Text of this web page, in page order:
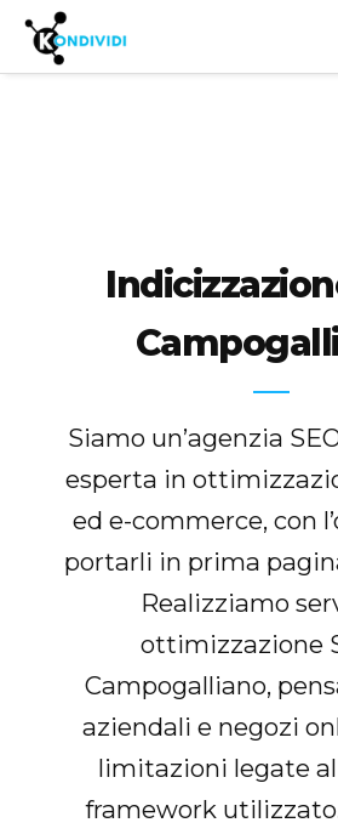
Siamo un’agenzia
esperta in
ed e-commerce, con
portarli in prima
Realizziamo
ottimizzazione
Campogalliano,
aziendali e negozi
limitazioni legate al
framework